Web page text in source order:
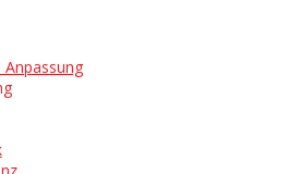
Anpassung